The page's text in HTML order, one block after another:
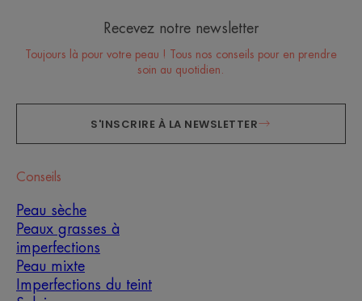
Recevez notre newsletter
Toujours là pour votre peau ! Tous nos conseils pour en prendre
soin au quotidien.
S'INSCRIRE À LA NEWSLETTER
Conseils
Peau sèche
Peaux grasses à
imperfections
Peau mixte
Imperfections du teint